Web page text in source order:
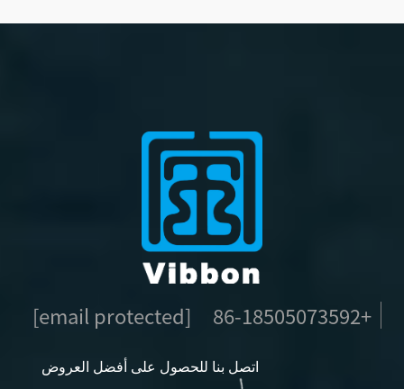
+86-18505073592
[email protected]
اتصل بنا للحصول على أفضل العروض